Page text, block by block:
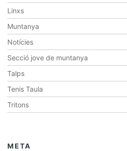
Linxs
Muntanya
Notícies
Secció jove de muntanya
Talps
Tenis Taula
Tritons
META